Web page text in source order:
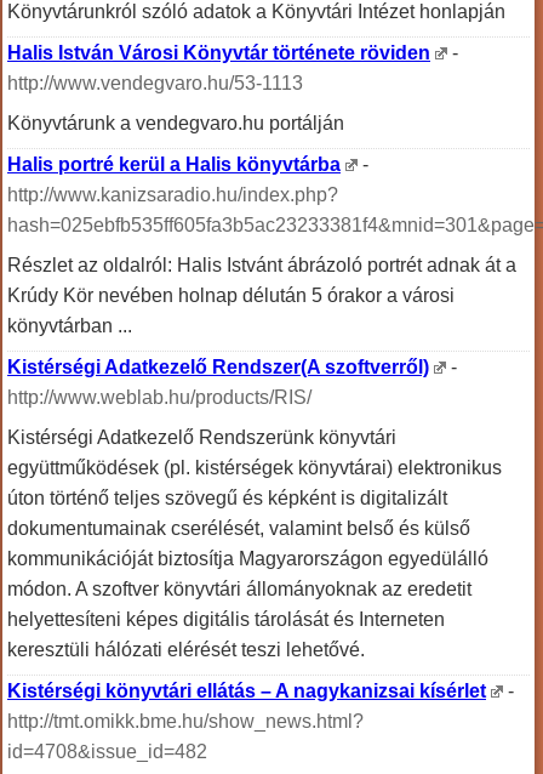
Könyvtárunkról szóló adatok a Könyvtári Intézet honlapján
Halis István Városi Könyvtár története röviden
-
http://www.vendegvaro.hu/53-1113
Könyvtárunk a vendegvaro.hu portálján
Halis portré kerül a Halis könyvtárba
-
http://www.kanizsaradio.hu/index.php?
Részlet az oldalról: Halis Istvánt ábrázoló portrét adnak át a
Krúdy Kör nevében holnap délután 5 órakor a városi
könyvtárban ...
Kistérségi Adatkezelő Rendszer(A szoftverről)
-
http://www.weblab.hu/products/RIS/
Kistérségi Adatkezelő Rendszerünk könyvtári
együttműködések (pl. kistérségek könyvtárai) elektronikus
úton történő teljes szövegű és képként is digitalizált
dokumentumainak cserélését, valamint belső és külső
kommunikációját biztosítja Magyarországon egyedülálló
módon. A szoftver könyvtári állományoknak az eredetit
helyettesíteni képes digitális tárolását és Interneten
keresztüli hálózati elérését teszi lehetővé.
Kistérségi könyvtári ellátás – A nagykanizsai kísérlet
-
http://tmt.omikk.bme.hu/show_news.html?
id=4708&issue_id=482